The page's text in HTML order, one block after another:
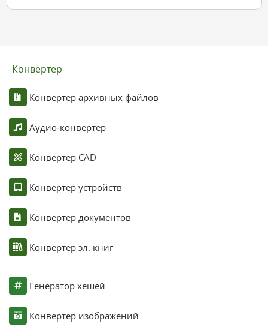
Конвертер
Конвертер архивных файлов
Аудио-конвертер
Конвертер CAD
Конвертер устройств
Конвертер документов
Конвертер эл. книг
Генератор хешей
Конвертер изображений